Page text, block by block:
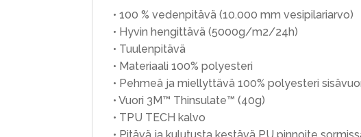
• 100 % vedenpitävä (10.000 mm vesipilariarvo)
• Hyvin hengittävä (5000g/m2/24h)
• Tuulenpitävä
• Materiaali 100% polyesteri
• Pehmeä ja miellyttävä 100% polyesteri
• Vuori 3M™ Thinsulate™ (40g)
• TPU TECH kalvo